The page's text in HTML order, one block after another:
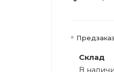
Предзаказ
Склад
В